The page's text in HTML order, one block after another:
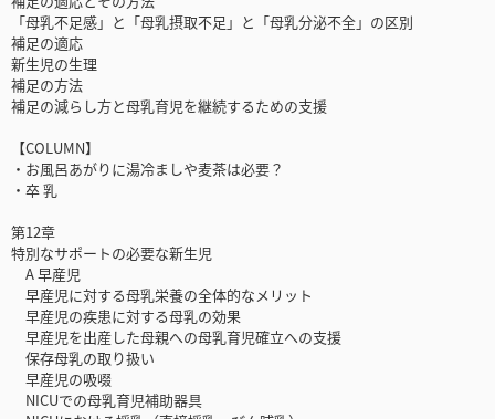
「母乳不足感」と「母乳摂取不足」と「母乳分泌不全」の区別
補足の適応
新生児の生理
補足の方法
補足の減らし方と母乳育児を継続するための支援
【COLUMN】
・お風呂あがりに湯冷ましや麦茶は必要？
・卒 乳
第12章
特別なサポートの必要な新生児
A 早産児
早産児に対する母乳栄養の全体的なメリット
早産児の疾患に対する母乳の効果
早産児を出産した母親への母乳育児確立への支援
保存母乳の取り扱い
早産児の吸啜
NICUでの母乳育児補助器具